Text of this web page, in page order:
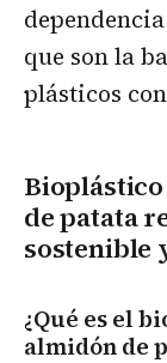
que son la
plásticos
de patata
sostenible
¿Qué es el
almidón de